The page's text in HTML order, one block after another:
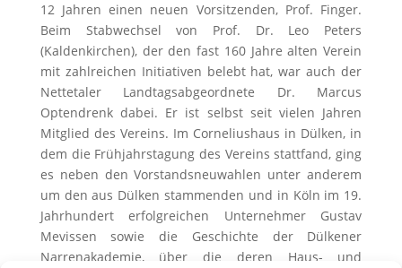
12 Jahren einen neuen Vorsitzenden, Prof. Finger.
Beim Stabwechsel von Prof. Dr. Leo Peters
(Kaldenkirchen), der den fast 160 Jahre alten Verein
mit zahlreichen Initiativen belebt hat, war auch der
Nettetaler Landtagsabgeordnete Dr. Marcus
Optendrenk dabei. Er ist selbst seit vielen Jahren
Mitglied des Vereins. Im Corneliushaus in Dülken, in
dem die Frühjahrstagung des Vereins stattfand, ging
es neben den Vorstandsneuwahlen unter anderem
um den aus Dülken stammenden und in Köln im 19.
Jahrhundert erfolgreichen Unternehmer Gustav
Mevissen sowie die Geschichte der Dülkener
Narrenakademie, über die deren Haus- und